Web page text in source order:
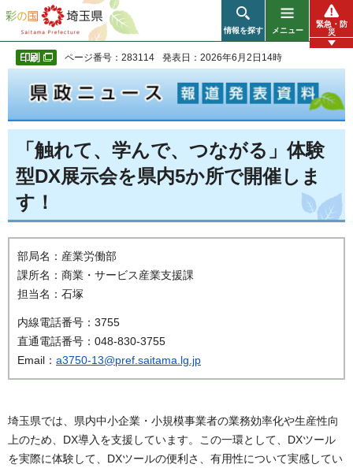
彩の国 埼玉県
情報を探す メニュー
緊急・防
災
ページ番号：283114 発表日：2026年6月2日14時
「触れて、学んで、つながる」体験
型DX展示会を県内5か所で開催しま
す！
部局名：産業労働部
課所名：商業・サービス産業支援課
担当名：石塚
内線電話番号：3755
直通電話番号：048-830-3755
Email： a3750-13@pref.saitama.lg.jp
埼玉県では、県内中小企業・小規模事業者の業務効率化や生産性向
上のため、DX導入を支援しています。この一環として、DXツール
を実際に体験して、DXツールの便利さ、有用性について実感してい